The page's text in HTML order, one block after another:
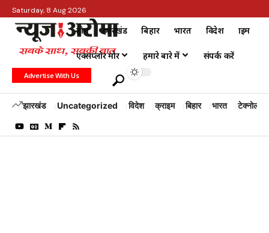
Saturday, 8 Aug 2026
होम झारखंड बिहार भारत विदेश क्राइम
एक्सप्लोर मोर हमारे बारे में संपर्क करें
Advertise With Us
झारखंड Uncategorized विदेश क्राइम बिहार भारत टेक्नोलॉजी